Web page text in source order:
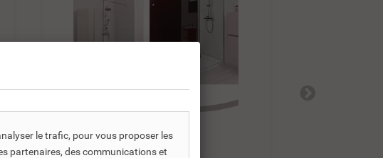
REF DNC :721754
le trafic, pour vous proposer les
partenaires, des communications et